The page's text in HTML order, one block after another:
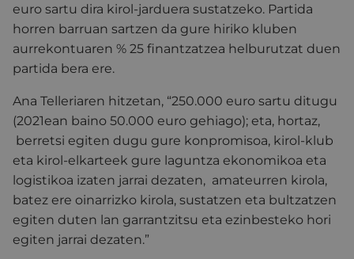
euro sartu dira kirol-jarduera sustatzeko. Partida
horren barruan sartzen da gure hiriko kluben
aurrekontuaren % 25 finantzatzea helburutzat duen
partida bera ere.
Ana Telleriaren hitzetan, “250.000 euro sartu ditugu
(2021ean baino 50.000 euro gehiago); eta, hortaz,
berretsi egiten dugu gure konpromisoa, kirol-klub
eta kirol-elkarteek gure laguntza ekonomikoa eta
logistikoa izaten jarrai dezaten, amateurren kirola,
batez ere oinarrizko kirola, sustatzen eta bultzatzen
egiten duten lan garrantzitsu eta ezinbesteko hori
egiten jarrai dezaten.”